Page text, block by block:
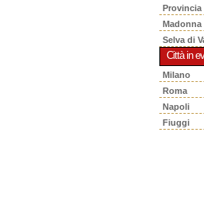
Provincia
Selva di
Città in
Milano
Roma
Napoli
Fiuggi